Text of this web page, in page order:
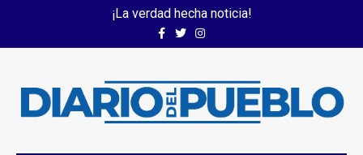
¡La verdad hecha noticia!
FacebookTwitterInstagram